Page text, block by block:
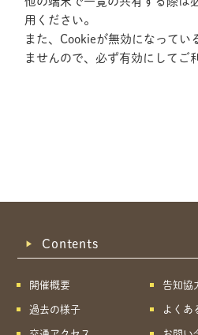
用ください。
また、Cookieが無効になってい
ませんので、必ず有効にしてご
Contents
開催概要
過去の様子
告知協
よくあ